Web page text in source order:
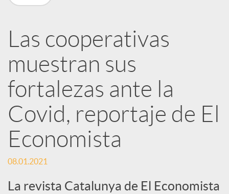
R
e
d
e
s
S
Las cooperativas
muestran sus
fortalezas ante la
Covid, reportaje de El
Economista
08.01.2021
La revista Catalunya de El Economista